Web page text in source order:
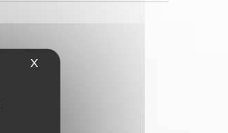
X Masquer le bandeau des cookies